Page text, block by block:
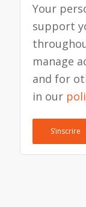
Your
support
manage
and for
in our
S’inscrire